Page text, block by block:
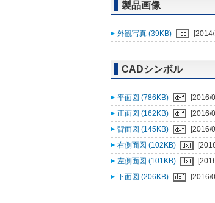
製品画像
外観写真 (39KB)
CADシンボル
平面図 (786KB)
[2016/
正面図 (162KB)
[2016/
背面図 (145KB)
[2016/
右側面図 (102KB)
左側面図 (101KB)
下面図 (206KB)
[2016/